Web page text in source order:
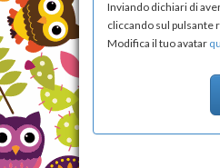
Inviando dichiari di
cliccando sul pulsante
Modifica il tuo avatar